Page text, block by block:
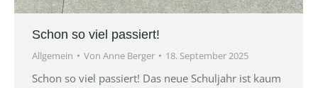
Schon so viel passiert!
Allgemein Von Anne Berger 18. September 2025
Schon so viel passiert! Das neue Schuljahr ist kaum